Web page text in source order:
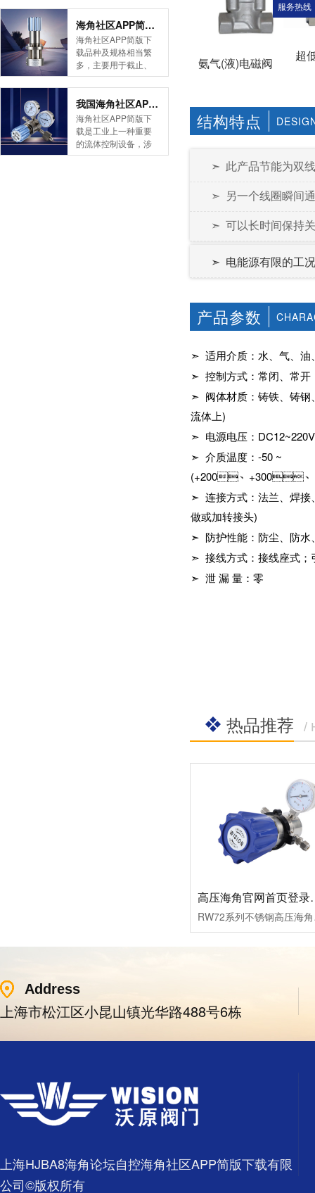
氨气(液)电磁阀
超
结构特点
➣ 此产品节能为双线圈
➣ 另一个线圈瞬间通
➣ 可以长时间保持关闭
➣ 电能源有限的工
产品参数
➣ 适用介质：水、气、油
➣ 控制方式：常闭、常开
➣ 阀体材质：铸铁、铸
流体上)
➣ 电源电压：
➣ 介质温度：-50 ~
(+200、 +300、
➣ 连接方式：法兰、焊接
做或加转接头)
➣ 防护性能：防尘、防水
➣ 接线方式：接线座式；
➣ 泄 漏 量：零
热品推荐 /
高压海
RW72系列不
介质的压力降低，同
时借助阀后压力的作
用调节启闭件的开
度，使阀后压力保持
在一定范围内，在进
口压力不断变化的情
在设定的范围内，保
护其后的生活生产器
具。本类海角社区
APP简版下载在管......
中防止压缩空气逆向
流动。今天HJBA8海
角论坛海角社区APP
简版下载为您介绍一
下什么是单向阀。
一、简介单向阀有直
通式和直角式两种。
直通式单向阀用螺纹
连接安装在管路上。
直角式单向阀有螺纹
连接、板式连接和法
兰连接三种形式。液
海角社区APP简版下载的维护保养方式有哪些
海角社区APP简版下
载品种及规格相当繁
多，主要用于截止、
导流、稳压、分流
等，用途广泛。正确
和有序有效的维护保
养会保护海角社区
APP简版下载，使海
角社区APP简版下载
正常发挥功能并且延
我国海角社区APP简版下载市场的现状及前景如何
海角社区APP简版下
载是工业上一种重要
的流体控制设备，涉
及到国民经济诸多部
Address
上海市松江区小昆山镇光华路488号6栋
上海HJBA8海角论坛自控海角社区APP简版下载有限
公司©版权所有
服务热线